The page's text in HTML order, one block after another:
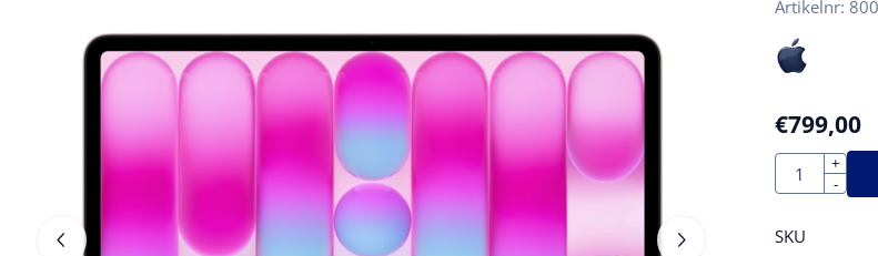
Artikelnr:
€799,00
Aantal
+
-
SKU